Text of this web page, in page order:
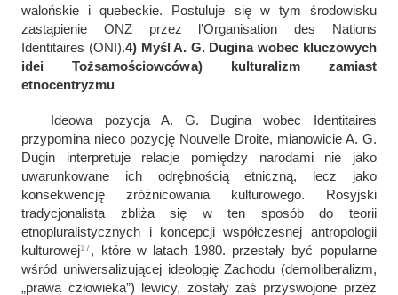
walońskie i quebeckie. Postuluje się w tym środowisku
zastąpienie ONZ przez l’Organisation des Nations
Identitaires (ONI).4) Myśl A. G. Dugina wobec kluczowych
idei Tożsamościowcówa) kulturalizm zamiast
etnocentryzmu
Ideowa pozycja A. G. Dugina wobec Identitaires
przypomina nieco pozycję Nouvelle Droite, mianowicie A. G.
Dugin interpretuje relacje pomiędzy narodami nie jako
uwarunkowane ich odrębnością etniczną, lecz jako
konsekwencję zróżnicowania kulturowego. Rosyjski
tradycjonalista zbliża się w ten sposób do teorii
etnopluralistycznych i koncepcji współczesnej antropologii
kulturowej17, które w latach 1980. przestały być popularne
wśród uniwersalizującej ideologię Zachodu (demoliberalizm,
„prawa człowieka”) lewicy, zostały zaś przyswojone przez